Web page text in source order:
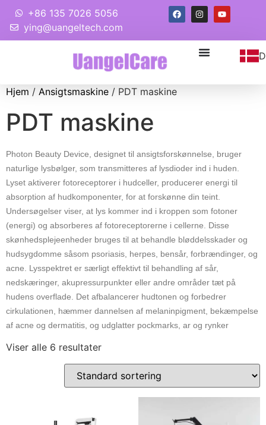
+86 135 7026 5056
ying@uangeltech.com
Hjem / Ansigtsmaskine / PDT maskine
PDT maskine
Photon Beauty Device, designet til ansigtsforskønnelse, bruger
naturlige lysbølger, som transmitteres af lysdioder ind i huden.
Lyset aktiverer fotoreceptorer i hudceller, producerer energi til
absorption af hudkomponenter, for at forskønne din teint.
Undersøgelser viser, at lys kommer ind i kroppen som fotoner
(energi) og absorberes af fotoreceptorerne i cellerne. Disse
skønhedsplejeenheder bruges til at behandle bløddelsskader og
hudsygdomme såsom psoriasis, herpes, bensår, forbrændinger, og
acne. Lysspektret er særligt effektivt til behandling af sår,
nedskæringer, akupressurpunkter eller andre områder tæt på
hudens overflade. Det afbalancerer hudtonen og forbedrer
cirkulationen, hæmmer dannelsen af ​​melaninpigment, bekæmpelse
af acne og dermatitis, og udglatter pockmarks, ar og rynker
Viser alle 6 resultater